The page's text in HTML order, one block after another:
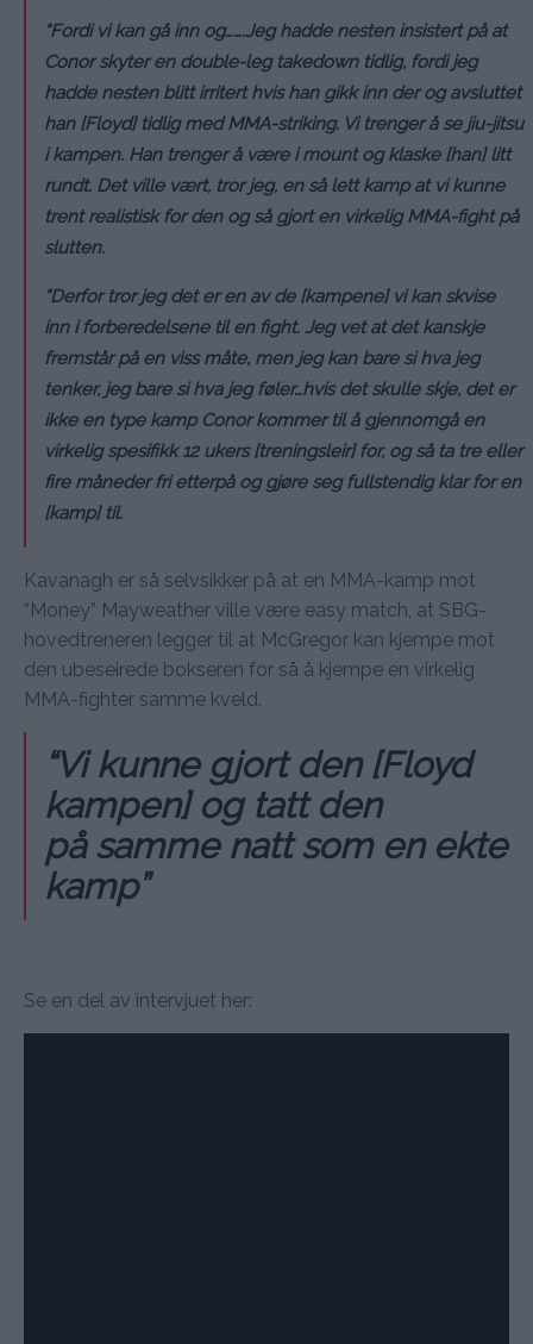
“Fordi vi kan gå inn og…….Jeg hadde nesten insistert på at
Conor skyter en double-leg takedown tidlig, fordi jeg
hadde nesten blitt irritert hvis han gikk inn der og avsluttet
han [Floyd] tidlig med MMA-striking. Vi trenger å se jiu-jitsu
i kampen. Han trenger å være i mount og klaske [han] litt
rundt. Det ville vært, tror jeg, en så lett kamp at vi kunne
trent realistisk for den og så gjort en virkelig MMA-fight på
slutten.
“Derfor tror jeg det er en av de [kampene] vi kan skvise
inn i forberedelsene til en fight. Jeg vet at det kanskje
fremstår på en viss måte, men jeg kan bare si hva jeg
tenker, jeg bare si hva jeg føler…hvis det skulle skje, det er
ikke en type kamp Conor kommer til å gjennomgå en
virkelig spesifikk 12 ukers [treningsleir] for, og så ta tre eller
fire måneder fri etterpå og gjøre seg fullstendig klar for en
[kamp] til.
Kavanagh er så selvsikker på at en MMA-kamp mot
“Money” Mayweather ville være easy match, at SBG-
hovedtreneren legger til at McGregor kan kjempe mot
den ubeseirede bokseren for så å kjempe en virkelig
MMA-fighter samme kveld.
“Vi kunne gjort den [Floyd
kampen] og tatt den
på samme natt som en ekte
kamp”
Se en del av intervjuet her: